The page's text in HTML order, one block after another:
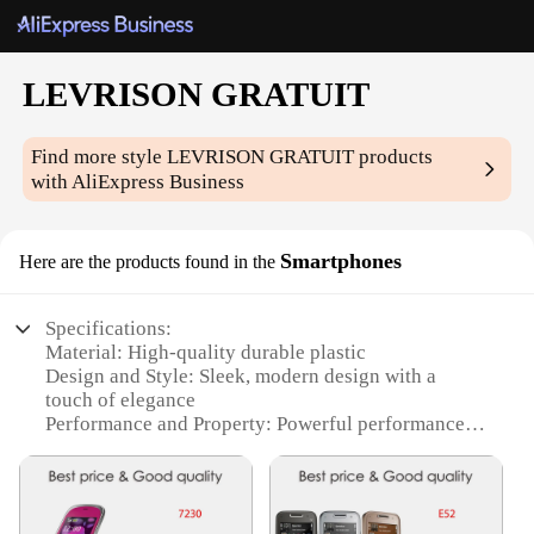
LEVRISON GRATUIT
Find more styleLEVRISON GRATUITproducts
with AliExpress Business
Here are the products found in the Smartphones
Specifications:
Material: High-quality durable plastic
Design and Style: Sleek, modern design with a
touch of elegance
Performance and Property: Powerful performance
Parts and Accessories: Comes with a comprehensive
Usage and Purpose: Ideal for communication,